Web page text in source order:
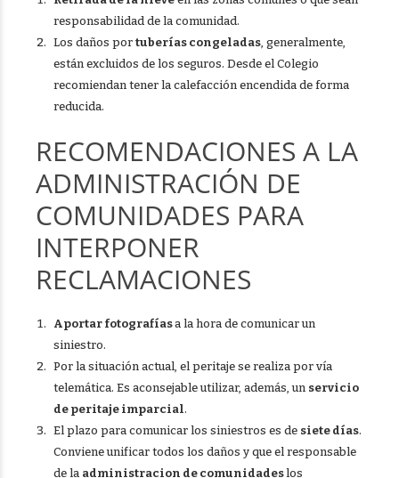
responsabilidad de la comunidad.
Los daños por tuberías congeladas, generalmente,
están excluidos de los seguros. Desde el Colegio
recomiendan tener la calefacción encendida de forma
reducida.
RECOMENDACIONES A LA
ADMINISTRACIÓN DE
COMUNIDADES PARA
INTERPONER
RECLAMACIONES
Aportar fotografíasa la hora de comunicar un
siniestro.
Por la situación actual, el peritaje se realiza por vía
telemática. Es aconsejable utilizar, además, un servicio
de peritaje imparcial.
El plazo para comunicar los siniestros es de siete días.
Conviene unificar todos los daños y que el responsable
de la administracion de comunidadeslos